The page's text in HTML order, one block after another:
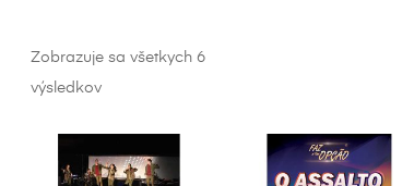
Zobrazuje sa všetkych 6
výsledkov